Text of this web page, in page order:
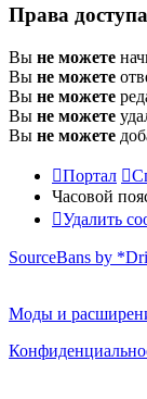
Права доступа
Вы не можете
Вы не можете
Вы не можете
Вы не можете
Вы не можете
Портал
Часовой
Удалить
SourceBans by
Моды и